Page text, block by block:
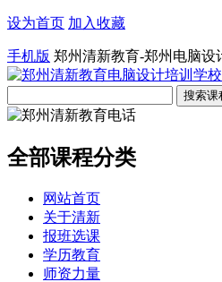
设为首页 加入收藏
手机版 郑州清新教育-郑州电脑设
全部课程分类
网站首页
关于清新
报班选课
学历教育
师资力量